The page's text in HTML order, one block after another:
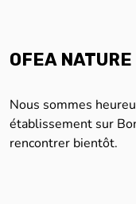
OFEA NATURE
Nous sommes
établissement sur
rencontrer bientôt.